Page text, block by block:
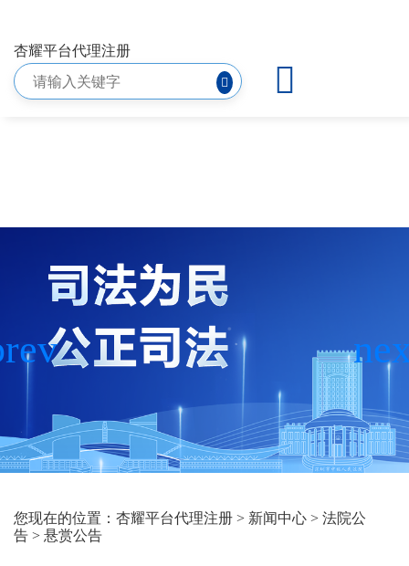
悬赏公告-杏耀平台代理注册
杏耀平台代理注册
您现在的位置： 杏耀平台代理注册 > 新闻中心 > 法院公
告 > 悬赏公告